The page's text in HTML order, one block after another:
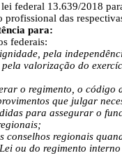
federal 13.639/2018
das
para:
federais:
pela
valorização do
o regimento, o código
que julgar
para assegurar o
conselhos regionais
ou do regimento